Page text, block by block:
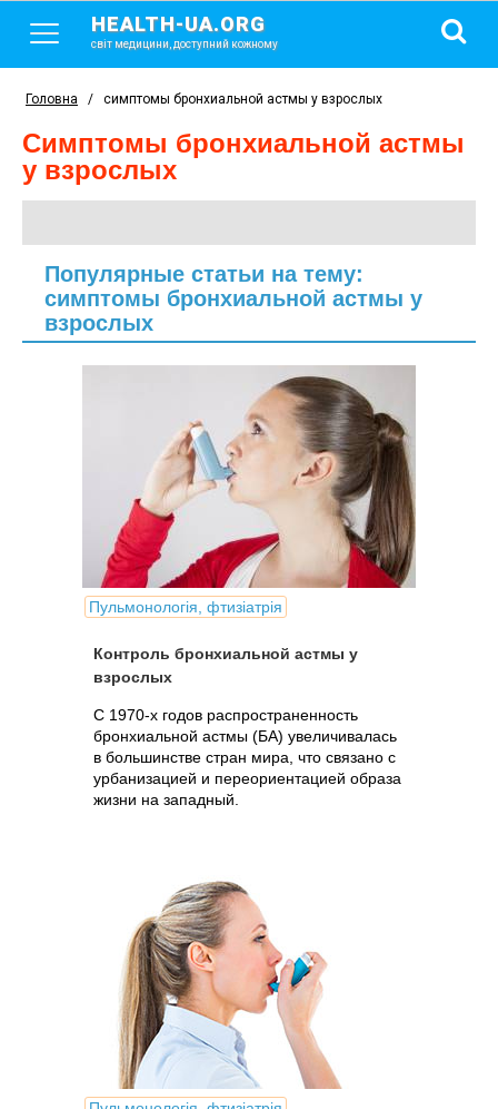
HEALTH-UA.ORG
світ медицини, доступний кожному
Головна / симптомы бронхиальной астмы у взрослых
симптомы бронхиальной астмы
у взрослых
Популярные статьи на тему:
симптомы бронхиальной астмы у
взрослых
Пульмонологія, фтизіатрія
Контроль бронхиальной астмы у
взрослых
С 1970-х годов распространенность
бронхиальной астмы (БА) увеличивалась
в большинстве стран мира, что связано с
урбанизацией и переориентацией образа
жизни на западный.